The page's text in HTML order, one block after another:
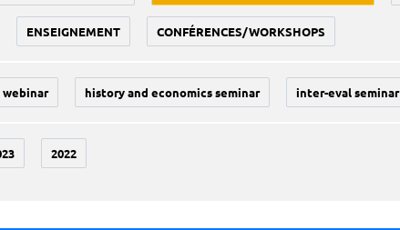
ENSEIGNEMENT CONFÉRENCES/WORKSHOPS
webinar history and economics seminar inter-eval seminar
2022